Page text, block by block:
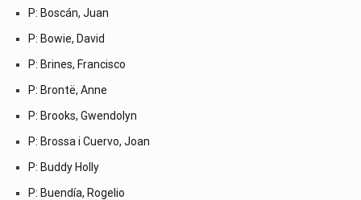
P: Boscán, Juan
P: Bowie, David
P: Brines, Francisco
P: Brontë, Anne
P: Brooks, Gwendolyn
P: Brossa i Cuervo, Joan
P: Buddy Holly
P: Buendía, Rogelio